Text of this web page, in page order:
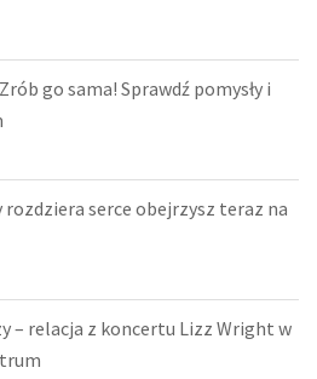
go sama! Sprawdź pomysły i
serce obejrzysz teraz na
– relacja z koncertu Lizz Wright w